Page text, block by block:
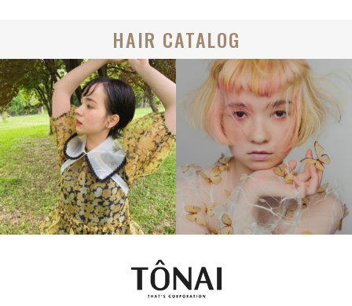
HAIR CATALOG
BOB MEDIUM